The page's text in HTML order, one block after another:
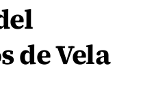
de Vela